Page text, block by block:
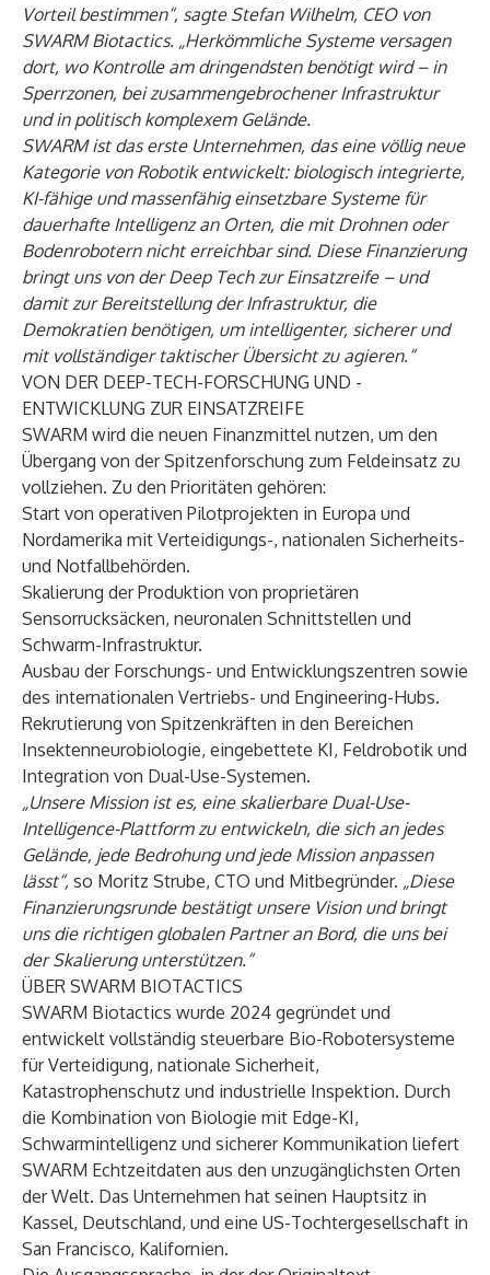
Vorteil bestimmen“, sagte Stefan Wilhelm, CEO von
SWARM Biotactics. „Herkömmliche Systeme versagen
dort, wo Kontrolle am dringendsten benötigt wird – in
Sperrzonen, bei zusammengebrochener Infrastruktur
und in politisch komplexem Gelände.
SWARM ist das erste Unternehmen, das eine völlig neue
Kategorie von Robotik entwickelt: biologisch integrierte,
KI-fähige und massenfähig einsetzbare Systeme für
dauerhafte Intelligenz an Orten, die mit Drohnen oder
Bodenrobotern nicht erreichbar sind. Diese Finanzierung
bringt uns von der Deep Tech zur Einsatzreife – und
damit zur Bereitstellung der Infrastruktur, die
Demokratien benötigen, um intelligenter, sicherer und
mit vollständiger taktischer Übersicht zu agieren.“
VON DER DEEP-TECH-FORSCHUNG UND -
ENTWICKLUNG ZUR EINSATZREIFE
SWARM wird die neuen Finanzmittel nutzen, um den
Übergang von der Spitzenforschung zum Feldeinsatz zu
vollziehen. Zu den Prioritäten gehören:
Start von operativen Pilotprojekten in Europa und
Nordamerika mit Verteidigungs-, nationalen Sicherheits-
und Notfallbehörden.
Skalierung der Produktion von proprietären
Sensorrucksäcken, neuronalen Schnittstellen und
Schwarm-Infrastruktur.
Ausbau der Forschungs- und Entwicklungszentren sowie
des internationalen Vertriebs- und Engineering-Hubs.
Rekrutierung von Spitzenkräften in den Bereichen
Insektenneurobiologie, eingebettete KI, Feldrobotik und
Integration von Dual-Use-Systemen.
„Unsere Mission ist es, eine skalierbare Dual-Use-
Intelligence-Plattform zu entwickeln, die sich an jedes
Gelände, jede Bedrohung und jede Mission anpassen
lässt“, so Moritz Strube, CTO und Mitbegründer. „Diese
Finanzierungsrunde bestätigt unsere Vision und bringt
uns die richtigen globalen Partner an Bord, die uns bei
der Skalierung unterstützen.“
ÜBER SWARM BIOTACTICS
SWARM Biotactics wurde 2024 gegründet und
entwickelt vollständig steuerbare Bio-Robotersysteme
für Verteidigung, nationale Sicherheit,
Katastrophenschutz und industrielle Inspektion. Durch
die Kombination von Biologie mit Edge-KI,
Schwarmintelligenz und sicherer Kommunikation liefert
SWARM Echtzeitdaten aus den unzugänglichsten Orten
der Welt. Das Unternehmen hat seinen Hauptsitz in
Kassel, Deutschland, und eine US-Tochtergesellschaft in
San Francisco, Kalifornien.